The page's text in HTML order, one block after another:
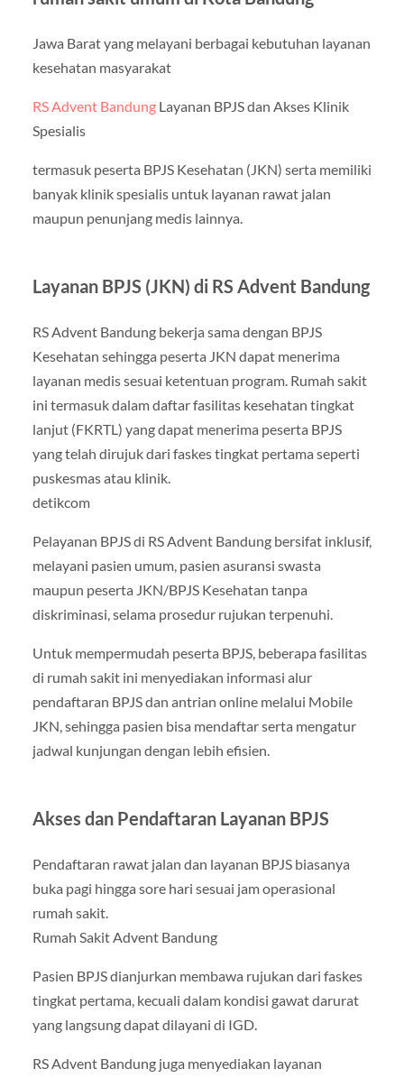
Jawa Barat yang melayani berbagai kebutuhan layanan
kesehatan masyarakat
RS Advent BandungLayanan BPJS dan Akses Klinik
Spesialis
termasuk peserta BPJS Kesehatan (JKN) serta memiliki
banyak klinik spesialis untuk layanan rawat jalan
maupun penunjang medis lainnya.
Layanan BPJS (JKN) di RS Advent Bandung
RS Advent Bandung bekerja sama dengan BPJS
Kesehatan sehingga peserta JKN dapat menerima
layanan medis sesuai ketentuan program. Rumah sakit
ini termasuk dalam daftar fasilitas kesehatan tingkat
lanjut (FKRTL) yang dapat menerima peserta BPJS
yang telah dirujuk dari faskes tingkat pertama seperti
puskesmas atau klinik.
detikcom
Pelayanan BPJS di RS Advent Bandung bersifat inklusif,
melayani pasien umum, pasien asuransi swasta
maupun peserta JKN/BPJS Kesehatan tanpa
diskriminasi, selama prosedur rujukan terpenuhi.
Untuk mempermudah peserta BPJS, beberapa fasilitas
di rumah sakit ini menyediakan informasi alur
pendaftaran BPJS dan antrian online melalui Mobile
JKN, sehingga pasien bisa mendaftar serta mengatur
jadwal kunjungan dengan lebih efisien.
Akses dan Pendaftaran Layanan BPJS
Pendaftaran rawat jalan dan layanan BPJS biasanya
buka pagi hingga sore hari sesuai jam operasional
rumah sakit.
Rumah Sakit Advent Bandung
Pasien BPJS dianjurkan membawa rujukan dari faskes
tingkat pertama, kecuali dalam kondisi gawat darurat
yang langsung dapat dilayani di IGD.
RS Advent Bandung juga menyediakan layanan